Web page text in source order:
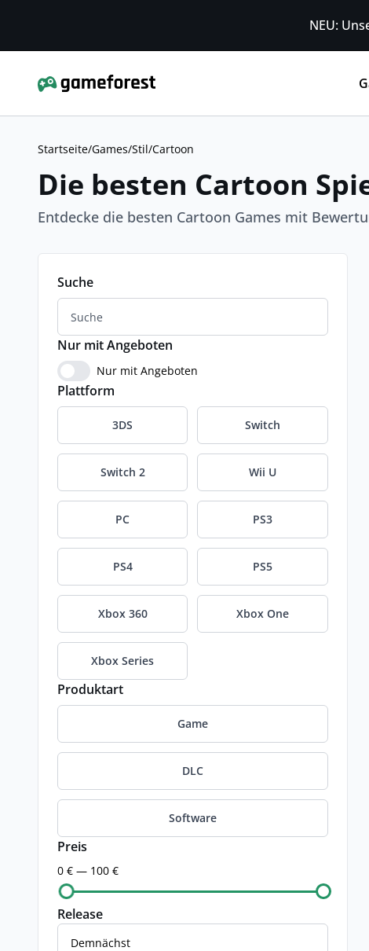
NEU:
Startseite/Games/Stil/Cartoon
Die besten Cartoon
Entdecke die besten Cartoon Games mit
Suche
Nur mit Angeboten
Nur mit Angeboten
Plattform
3DS Switch
Switch 2 Wii U
PC PS3
PS4 PS5
Xbox 360 Xbox One
Xbox Series
Produktart
Game
DLC
Software
Preis
0 € — 100 €
Release
Demnächst